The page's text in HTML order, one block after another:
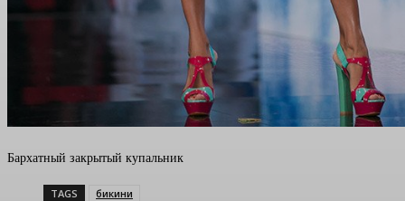
Бархатный закрытый купальник
TAGS бикини